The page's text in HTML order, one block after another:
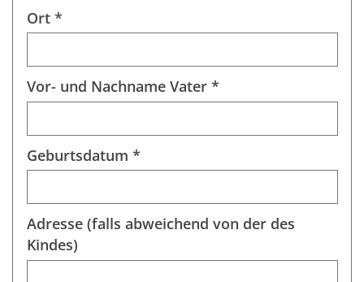
Ort *
Vor- und Nachname Vater *
Geburtsdatum *
Adresse (falls abweichend von der des
Kindes)